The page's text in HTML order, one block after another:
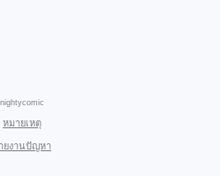
nightycomic
หมายเหตุ
ยงานปัญหา